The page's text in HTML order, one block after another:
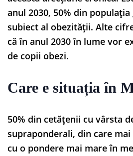
anul 2030, 50% din
subiect al obezității. Alte
că în anul 2030 în lume vor
de copii obezi.
Care e situația în
50% din cetățenii cu vârsta
supraponderali, din care
cu o pondere mai mare în